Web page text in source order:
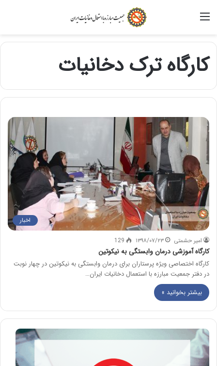
کارگاه ترک دخانیات
اخبار
امیر حشمتی ۱۳۹۸/۰۷/۲۳ 129
کارگاه آموزشی درمان وابستگی به نیکوتین
کارگاه اختصاصی ویژه پرستاران برای درمان وابستگی به نیکوتین در چهار نوبت
در دفتر جمعیت مبارزه با استعمال دخانیات ایران…
بیشتر بخوانید »